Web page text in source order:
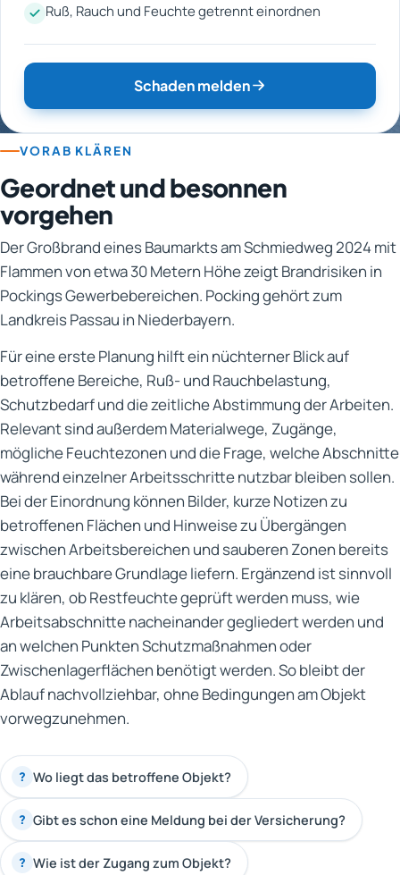
Ruß, Rauch und Feuchte getrennt einordnen
Schaden melden
VORAB KLÄREN
Geordnet und besonnen
vorgehen
Der Großbrand eines Baumarkts am Schmiedweg 2024 mit
Flammen von etwa 30 Metern Höhe zeigt Brandrisiken in
Pockings Gewerbebereichen. Pocking gehört zum
Landkreis Passau in Niederbayern.
Für eine erste Planung hilft ein nüchterner Blick auf
betroffene Bereiche, Ruß- und Rauchbelastung,
Schutzbedarf und die zeitliche Abstimmung der Arbeiten.
Relevant sind außerdem Materialwege, Zugänge,
mögliche Feuchtezonen und die Frage, welche Abschnitte
während einzelner Arbeitsschritte nutzbar bleiben sollen.
Bei der Einordnung können Bilder, kurze Notizen zu
betroffenen Flächen und Hinweise zu Übergängen
zwischen Arbeitsbereichen und sauberen Zonen bereits
eine brauchbare Grundlage liefern. Ergänzend ist sinnvoll
zu klären, ob Restfeuchte geprüft werden muss, wie
Arbeitsabschnitte nacheinander gegliedert werden und
an welchen Punkten Schutzmaßnahmen oder
Zwischenlagerflächen benötigt werden. So bleibt der
Ablauf nachvollziehbar, ohne Bedingungen am Objekt
vorwegzunehmen.
? Wo liegt das betroffene Objekt?
? Gibt es schon eine Meldung bei der Versicherung?
? Wie ist der Zugang zum Objekt?